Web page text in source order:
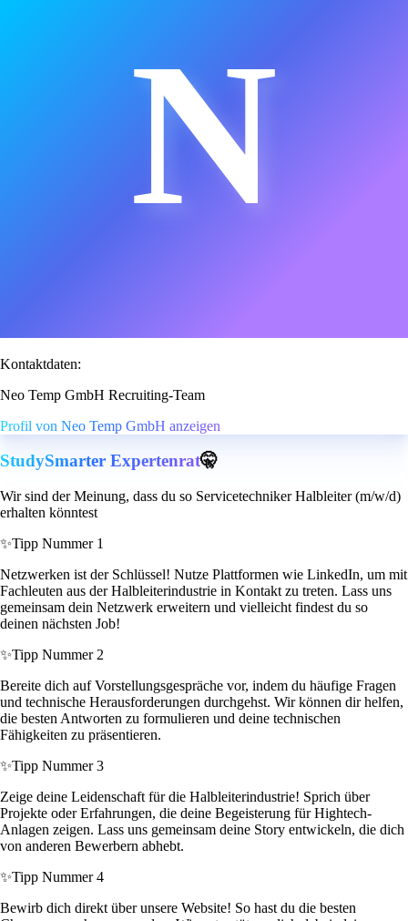
N
Kontaktdaten:
Neo Temp GmbH Recruiting-Team
Profil von Neo Temp GmbH anzeigen
StudySmarter Expertenrat🤫
Wir sind der Meinung, dass du so Servicetechniker Halbleiter (m/w/d)
erhalten könntest
✨Tipp Nummer 1
Netzwerken ist der Schlüssel! Nutze Plattformen wie LinkedIn, um mit
Fachleuten aus der Halbleiterindustrie in Kontakt zu treten. Lass uns
gemeinsam dein Netzwerk erweitern und vielleicht findest du so
deinen nächsten Job!
✨Tipp Nummer 2
Bereite dich auf Vorstellungsgespräche vor, indem du häufige Fragen
und technische Herausforderungen durchgehst. Wir können dir helfen,
die besten Antworten zu formulieren und deine technischen
Fähigkeiten zu präsentieren.
✨Tipp Nummer 3
Zeige deine Leidenschaft für die Halbleiterindustrie! Sprich über
Projekte oder Erfahrungen, die deine Begeisterung für Hightech-
Anlagen zeigen. Lass uns gemeinsam deine Story entwickeln, die dich
von anderen Bewerbern abhebt.
✨Tipp Nummer 4
Bewirb dich direkt über unsere Website! So hast du die besten